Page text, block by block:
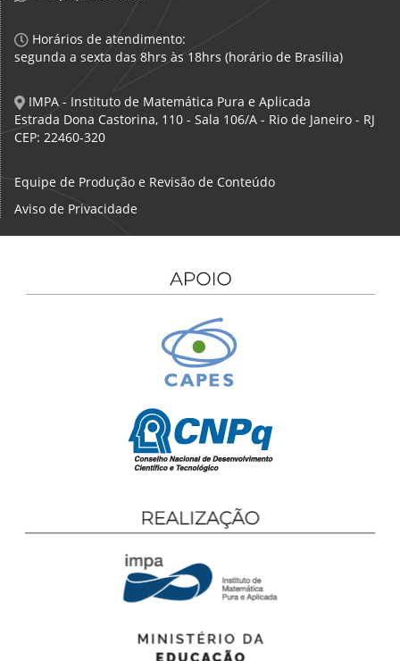
Horários de atendimento:
segunda a sexta das 8hrs às 18hrs (horário de Brasília)
IMPA - Instituto de Matemática Pura e Aplicada
Estrada Dona Castorina, 110 - Sala 106/A - Rio de Janeiro - RJ
CEP: 22460-320
Equipe de Produção e Revisão de Conteúdo
Aviso de Privacidade